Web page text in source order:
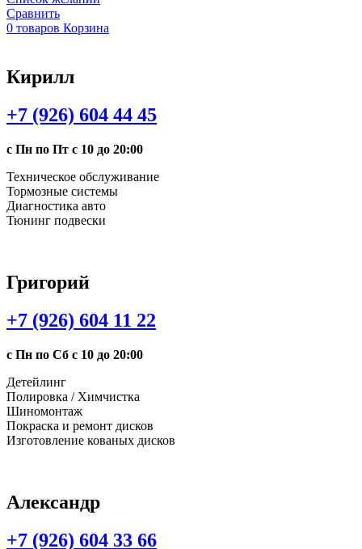
Сравнить
0 товаров Корзина
Кирилл
+7 (926) 604 44 45
с Пн по Пт с 10 до 20:00
Техническое обслуживание
Тормозные системы
Диагностика авто
Тюнинг подвески
Григорий
+7 (926) 604 11 22
с Пн по Сб с 10 до 20:00
Детейлинг
Полировка / Химчистка
Шиномонтаж
Покраска и ремонт дисков
Изготовление кованых дисков
Александр
+7 (926) 604 33 66